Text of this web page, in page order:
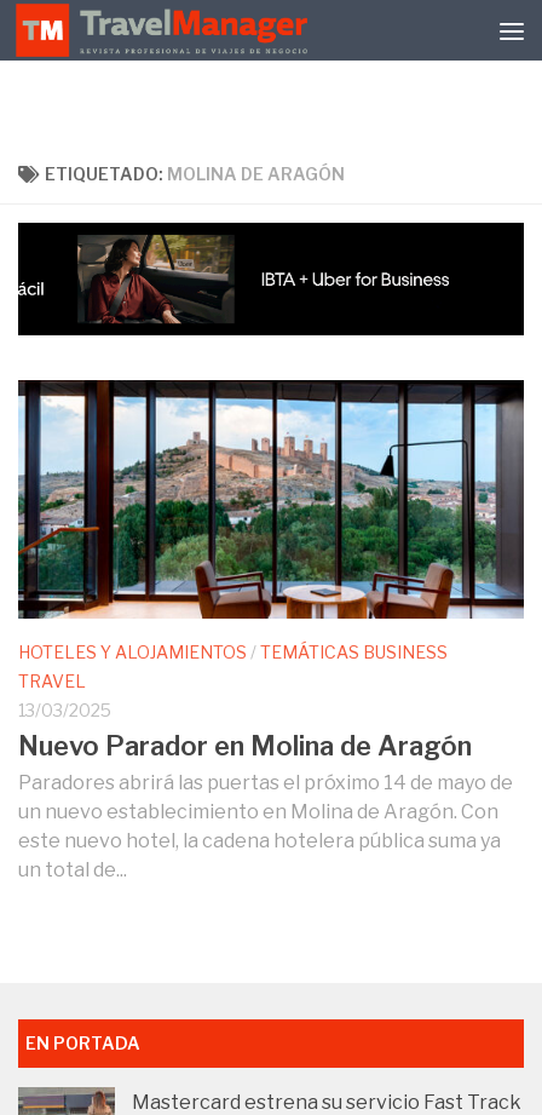
Debajo del contenido
ETIQUETADO: MOLINA DE ARAGÓN
HOTELES Y ALOJAMIENTOS /TEMÁTICAS BUSINESS
TRAVEL
13/03/2025
Nuevo Parador en Molina de Aragón
Paradores abrirá las puertas el próximo 14 de mayo de
un nuevo establecimiento en Molina de Aragón. Con
este nuevo hotel, la cadena hotelera pública suma ya
un total de...
EN PORTADA
Mastercard estrena su servicio Fast Track